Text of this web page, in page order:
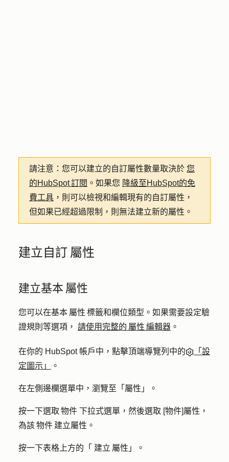
請注意： 您可以建立的自訂屬性數量取決於 您
的HubSpot 訂閱 。如果您 降級至HubSpot的免
費工具 ，則可以檢視和編輯現有的自訂屬性，
但如果已經超過限制，則無法建立新的屬性。
建立自訂 屬性
建立基本 屬性
您可以在基本 屬性 標籤和欄位類型。如果需要設定驗
證規則等選項， 請使用完整的 屬性 編輯器 。
在你的 HubSpot 帳戶中，點擊頂端導覽列中的
「設
定圖示」
。
在左側邊欄選單中，瀏覽至 「屬性」 。
按一下選取 物件 下拉式選單，然後選取 [物件]屬性 ，
為該 物件 建立屬性。
按一下表格上方的「 建立 屬性 」。